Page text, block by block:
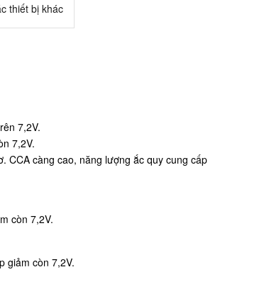
thiết bị khác
7,2V.
7,2V.
CCA càng cao, năng lượng ắc quy cung cấp
còn 7,2V.
giảm còn 7,2V.